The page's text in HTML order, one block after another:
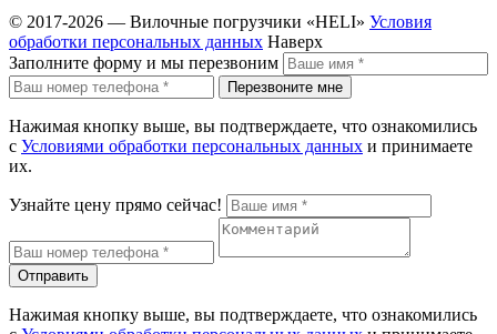
© 2017-2026 — Вилочные погрузчики «HELI» Условия
обработки персональных данных Наверх
Заполните форму и мы перезвоним
Перезвоните мне
Нажимая кнопку выше, вы подтверждаете, что ознакомились
с Условиями обработки персональных данных и принимаете
их.
Узнайте цену прямо сейчас!
Отправить
Нажимая кнопку выше, вы подтверждаете, что ознакомились